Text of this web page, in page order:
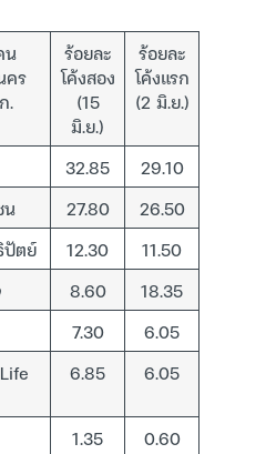
น
คร
.
ร้อยละ
โค้งสอง
(15
มิ.ย.)
ร้อยละ
โค้งแรก
(2 มิ.ย.)
32.85
29.10
น 27.80
26.50
ปัตย์ 12.30
11.50
8.60
18.35
7.30
6.05
6.85 6.05
1.35 0.60